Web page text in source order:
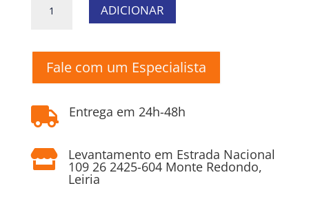
ADICIONAR
Fale com um Especialista
 Entrega em 24h-48h
 Levantamento em Estrada Nacional
109 26 2425-604 Monte Redondo,
Leiria